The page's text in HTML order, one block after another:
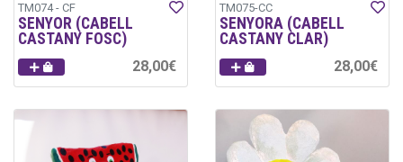
TM074 - CF
SENYOR (CABELL
CASTANY FOSC)
28,00€
TM075-CC
SENYORA (CABELL
CASTANY CLAR)
28,00€